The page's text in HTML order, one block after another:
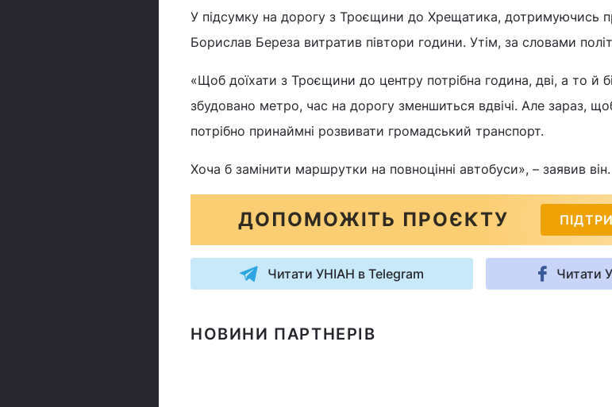
У підсумку на дорогу з Троєщини до Хрещатика, дотримуючись
Борислав Береза витратив півтори години. Утім, за словами
«Щоб доїхати з Троєщини до центру потрібна година, дві, а то й
збудовано метро, час на дорогу зменшиться вдвічі. Але зараз,
потрібно принаймні розвивати громадський транспорт.
Хоча б замінити маршрутки на повноцінні автобуси», – заявив він.
ДОПОМОЖІТЬ ПРОЄКТУ
Читати УНІАН в Telegram Читати
НОВИНИ ПАРТНЕРІВ